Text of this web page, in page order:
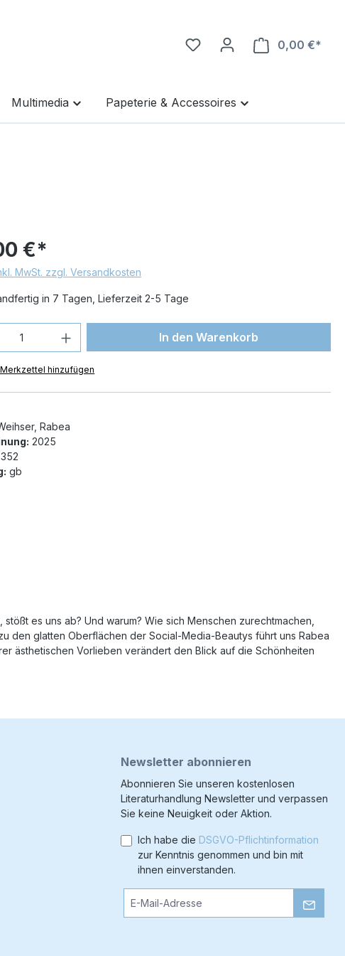
0,00 €*
Multimedia Papeterie & Accessoires
€*
MwSt. zzgl. Versandkosten
in 7 Tagen, Lieferzeit 2-5 Tage
Anzahl: Gib den gewünschten Wert
In den Warenkorb
hinzufügen
Rabea
2025
352
gb
es uns ab? Und warum? Wie sich Menschen zurechtmachen,
den glatten Oberflächen der Social-Media-Beautys führt uns Rabea
ästhetischen Vorlieben verändert den Blick auf die Schönheiten
Newsletter abonnieren
Abonnieren Sie unseren kostenlosen
Literaturhandlung Newsletter und verpassen
Sie keine Neuigkeit oder Aktion.
Ich habe die DSGVO-Pflichtinformation
zur Kenntnis genommen und bin mit
ihnen einverstanden.